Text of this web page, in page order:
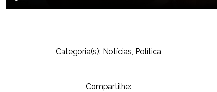
Categoria(s): Notícias, Política
Compartilhe: